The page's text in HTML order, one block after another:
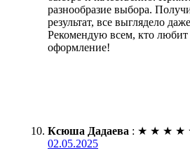
разнообразие выбора.
результат, все выглядело
Рекомендую всем, кто любит
оформление!
Ксюша Дадаева : ★ ★ ★ ★
02.05.2025